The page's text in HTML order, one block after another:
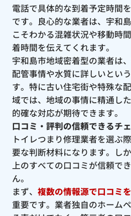
電話で具体的な到着予定時間
です。良心的な業者は、宇和
こそわかる混雑状況や移動時
着時間を伝えてくれます。
宇和島市地域密着型の業者は
配管事情や水質に詳しいとい
す。特に古い住宅街や特殊な
域では、地域の事情に精通し
的確な対応が期待できます。
口コミ・評判の信頼できるチ
トイレつまり修理業者を選ぶ
要な判断材料になります。し
上のすべての口コミが信頼で
ん。
まず、 複数の情報源で口コミ
重要です。業者独自のホーム